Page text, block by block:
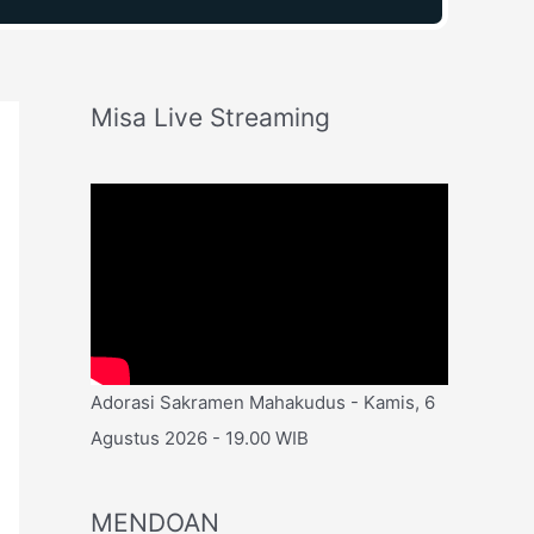
Misa Live Streaming
Adorasi Sakramen Mahakudus - Kamis, 6
Agustus 2026 - 19.00 WIB
MENDOAN